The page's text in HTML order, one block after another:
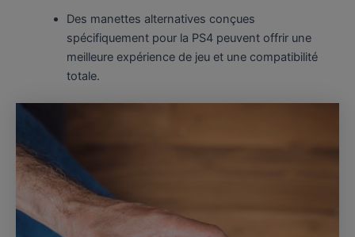
Des manettes alternatives conçues
spécifiquement pour la PS4 peuvent offrir une
meilleure expérience de jeu et une compatibilité
totale.